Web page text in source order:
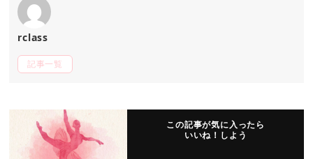
rclass
記事一覧
この記事が気に入ったら
いいね！しよう